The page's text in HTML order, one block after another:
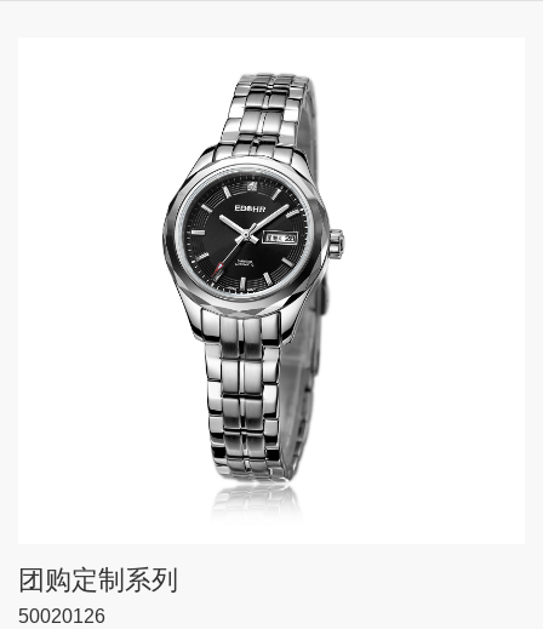
团购定制系列
50020126